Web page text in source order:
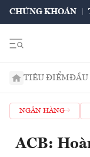
CHỨNG KHOÁN
TIÊU ĐIỂMĐẦU
NGÂN HÀNG
ACB: